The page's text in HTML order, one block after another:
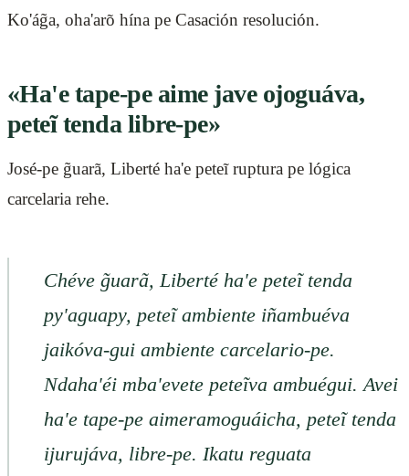
Ko'ág̃a, oha'arõ hína pe Casación resolución.
«Ha'e tape-pe aime jave ojoguáva,
peteĩ tenda libre-pe»
José-pe g̃uarã, Liberté ha'e peteĩ ruptura pe lógica
carcelaria rehe.
Chéve g̃uarã, Liberté ha'e peteĩ tenda
py'aguapy, peteĩ ambiente iñambuéva
jaikóva-gui ambiente carcelario-pe.
Ndaha'éi mba'evete peteĩva ambuégui. Avei
ha'e tape-pe aimeramoguáicha, peteĩ tenda
ijurujáva, libre-pe. Ikatu reguata